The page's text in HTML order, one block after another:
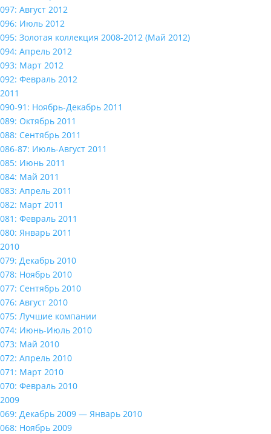
097: Август 2012
096: Июль 2012
095: Золотая коллекция 2008-2012 (Май 2012)
094: Апрель 2012
093: Март 2012
092: Февраль 2012
2011
090-91: Ноябрь-Декабрь 2011
089: Октябрь 2011
088: Сентябрь 2011
086-87: Июль-Август 2011
085: Июнь 2011
084: Май 2011
083: Апрель 2011
082: Март 2011
081: Февраль 2011
080: Январь 2011
2010
079: Декабрь 2010
078: Ноябрь 2010
077: Сентябрь 2010
076: Август 2010
075: Лучшие компании
074: Июнь-Июль 2010
073: Май 2010
072: Апрель 2010
071: Март 2010
070: Февраль 2010
2009
069: Декабрь 2009 — Январь 2010
068: Ноябрь 2009